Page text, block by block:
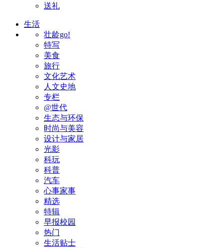
送礼
生活
壮龄go!
特写
美食
旅行
文化艺术
人文史地
专栏
@世代
生态与环保
时尚与美容
设计与家居
光影
科玩
科普
汽车
心事家事
精选
特辑
早报校园
热门
生活贴士